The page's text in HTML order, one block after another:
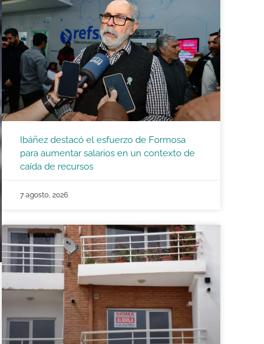
Ibáñez destacó el esfuerzo de Formosa
para aumentar salarios en un contexto de
caída de recursos
7 agosto, 2026